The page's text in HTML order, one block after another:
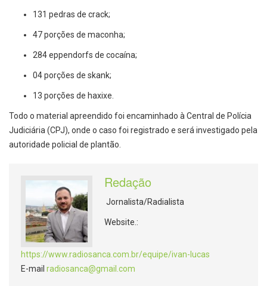
131 pedras de crack;
47 porções de maconha;
284 eppendorfs de cocaína;
04 porções de skank;
13 porções de haxixe.
Todo o material apreendido foi encaminhado à Central de Polícia
Judiciária (CPJ), onde o caso foi registrado e será investigado pela
autoridade policial de plantão.
Redação
Jornalista/Radialista
Website.:
https://www.radiosanca.com.br/equipe/ivan-lucas
E-mail radiosanca@gmail.com